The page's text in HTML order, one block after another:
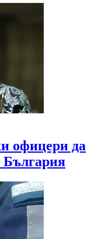
офицери да
България